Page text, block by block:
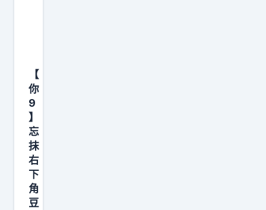
阳
历
法
、
象
形
文
字
。
【
你
9
】
忘
抹
右
下
角
豆